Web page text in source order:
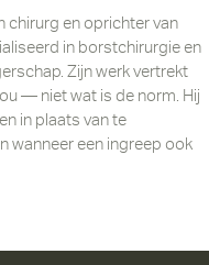
chirurg en oprichter van
in borstchirurgie en
Zijn werk vertrekt
— niet wat is de norm. Hij
in plaats van te
wanneer een ingreep ook